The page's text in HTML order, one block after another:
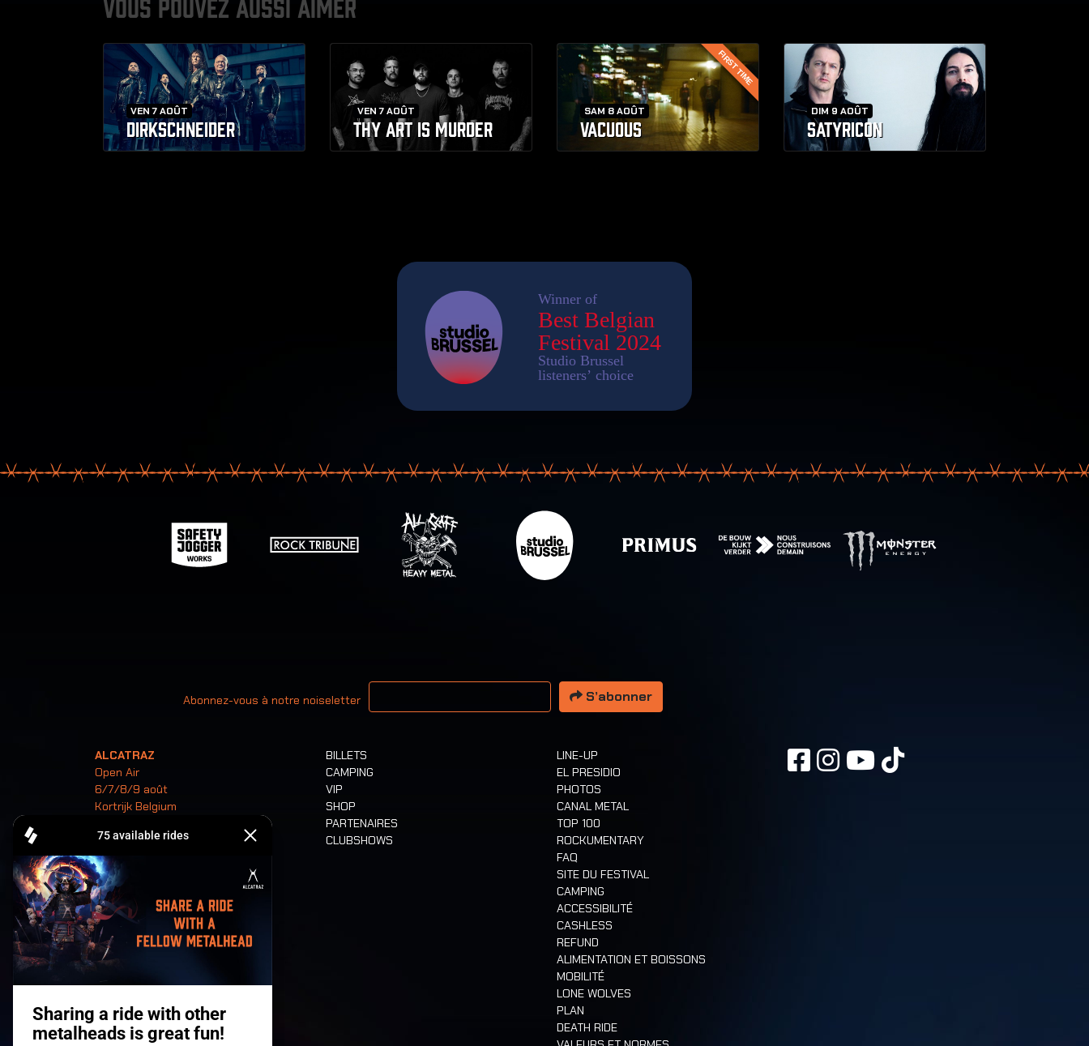
VOUS POUVEZ AUSSI AIMER
VEN 7 AOÛT
DIRKSCHNEIDER
VEN 7 AOÛT
THY ART IS MURDER
FIRST TIME
SAM 8 AOÛT
VACUOUS
DIM 9 AOÛT
SATYRICON
Abonnez-vous à notre noiseletter
Votre adresse email
S’abonner
ALCATRAZ
Open Air
6/7/8/9 août
Kortrijk Belgium
Billets
BILLETS
CAMPING
VIP
SHOP
PARTENAIRES
CLUBSHOWS
LINE-UP
EL PRESIDIO
PHOTOS
CANAL METAL
TOP 100
ROCKUMENTARY
FAQ
SITE DU FESTIVAL
CAMPING
ACCESSIBILITÉ
CASHLESS
REFUND
ALIMENTATION ET BOISSONS
MOBILITÉ
LONE WOLVES
PLAN
DEATH RIDE